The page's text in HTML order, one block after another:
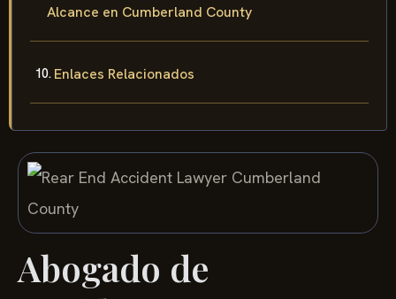
Alcance en Cumberland County
Enlaces Relacionados
Abogado de